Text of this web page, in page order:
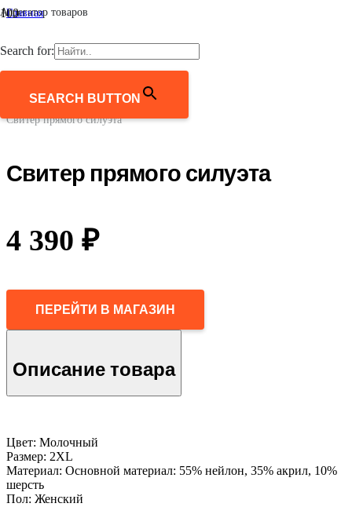
Агрегатор товаров
Search for:
SEARCH BUTTON
Главная
/
Джемперы, свитеры, кардиганы
Свитер прямого силуэта
Свитер прямого силуэта
4 390 ₽
ПЕРЕЙТИ В МАГАЗИН
Описание товара
Цвет: Молочный
Размер: 2XL
Материал: Основной материал: 55% нейлон, 35% акрил, 10%
шерсть
Пол: Женский